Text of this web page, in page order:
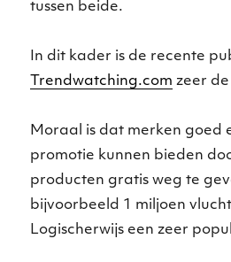
tussen beide.
In dit kader is de recente
Trendwatching.com zeer
Moraal is dat merken goed
promotie kunnen bieden
producten gratis weg te
bijvoorbeeld 1 miljoen
Logischerwijs een zeer